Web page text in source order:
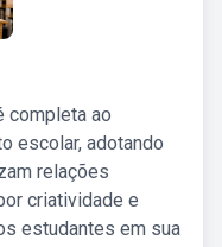
completa ao
escolar, adotando
relações
criatividade e
estudantes em sua